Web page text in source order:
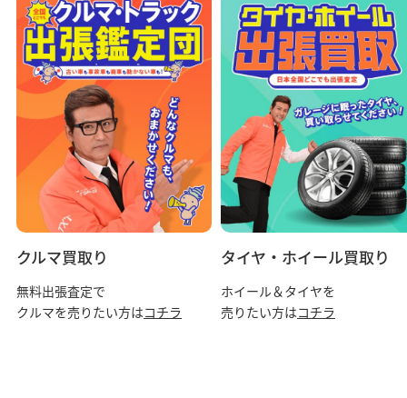
クルマ買取り
無料出張査定で
クルマを売りたい方はコチラ
タイヤ・ホイール買取り
ホイール＆タイヤを
売りたい方はコチラ